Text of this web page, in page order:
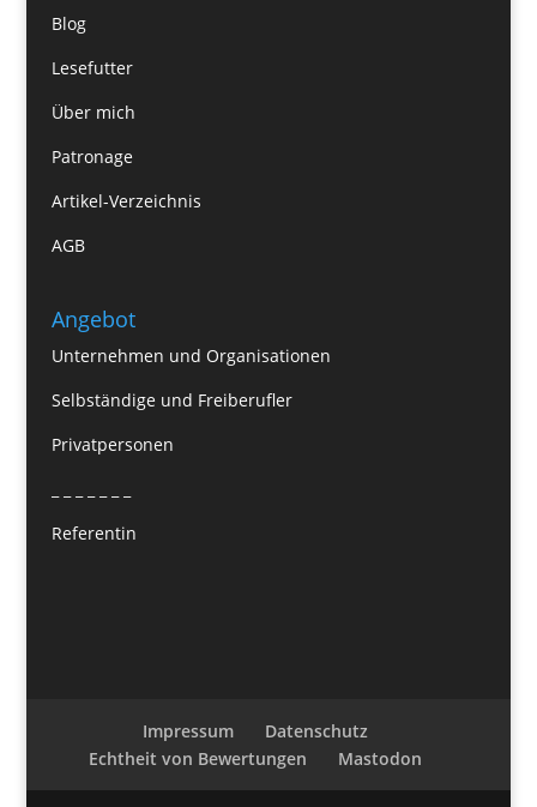
Blog
Lesefutter
Über mich
Patronage
Artikel-Verzeichnis
AGB
Angebot
Unternehmen und Organisationen
Selbständige und Freiberufler
Privatpersonen
Referentin
Impressum
Datenschutz
Echtheit von Bewertungen
Mastodon